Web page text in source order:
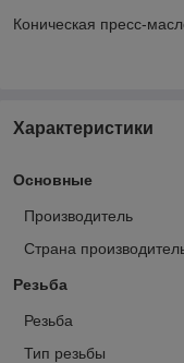
Коническая пресс-
Характеристики
Основные
Производитель
Страна
Резьба
Резьба
Тип резьбы